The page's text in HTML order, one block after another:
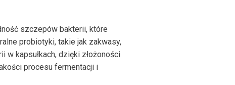
szczepów bakterii, które
probiotyki, takie jak zakwasy,
kapsułkach, dzięki złożoności
procesu fermentacji i